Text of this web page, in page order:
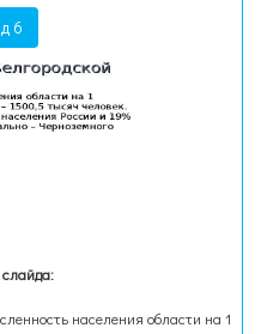
6
населения области на 1